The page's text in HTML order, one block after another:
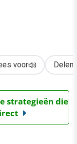
voor Delen
strategieën die